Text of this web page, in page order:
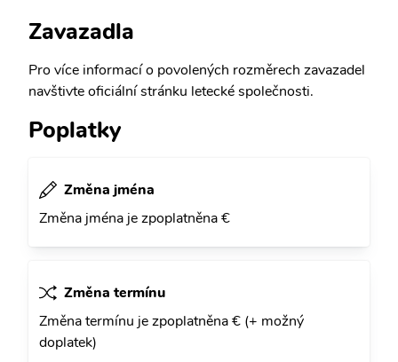
Zavazadla
Pro více informací o povolených rozměrech zavazadel
navštivte oficiální stránku letecké společnosti.
Poplatky
Změna jména
Změna jména je zpoplatněna €
Změna termínu
Změna termínu je zpoplatněna € (+ možný
doplatek)